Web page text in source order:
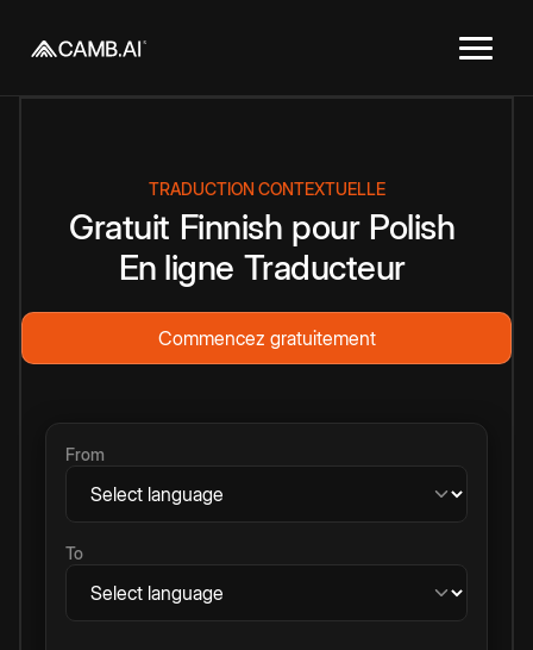
TRADUCTION CONTEXTUELLE
Gratuit Finnish pour Polish
En ligne Traducteur
Commencez gratuitement
From
To